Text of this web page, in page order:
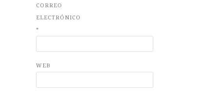
CORREO
ELECTRÓNICO
*
WEB